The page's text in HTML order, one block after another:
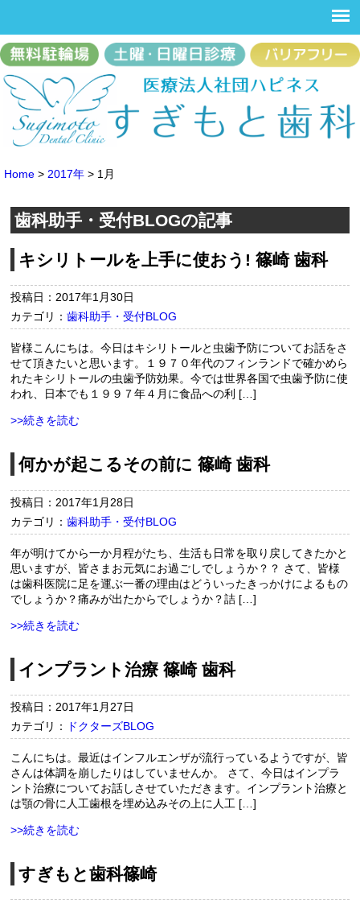
Home > 2017年 > 1月
歯科助手・受付BLOGの記事
キシリトールを上手に使おう! 篠崎 歯科
投稿日：2017年1月30日
カテゴリ：歯科助手・受付BLOG
皆様こんにちは。今日はキシリトールと虫歯予防についてお話をさ
せて頂きたいと思います。１９７０年代のフィンランドで確かめら
れたキシリトールの虫歯予防効果。今では世界各国で虫歯予防に使
われ、日本でも１９９７年４月に食品への利 […]
>>続きを読む
何かが起こるその前に 篠崎 歯科
投稿日：2017年1月28日
カテゴリ：歯科助手・受付BLOG
年が明けてから一か月程がたち、生活も日常を取り戻してきたかと
思いますが、皆さまお元気にお過ごしでしょうか？？ さて、皆様
は歯科医院に足を運ぶ一番の理由はどういったきっかけによるもの
でしょうか？痛みが出たからでしょうか？詰 […]
>>続きを読む
インプラント治療 篠崎 歯科
投稿日：2017年1月27日
カテゴリ：
ドクターズBLOG
こんにちは。最近はインフルエンザが流行っているようですが、皆
さんは体調を崩したりはしていませんか。 さて、今日はインプラ
ント治療についてお話しさせていただきます。インプラント治療と
は顎の骨に人工歯根を埋め込みその上に人工 […]
>>続きを読む
すぎもと歯科篠崎